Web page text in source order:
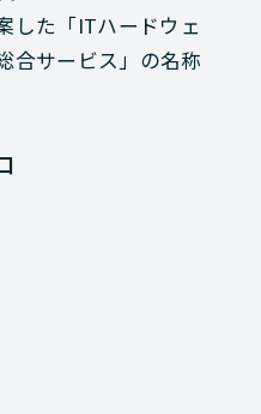
した「ITハードウェ
合サービス」の名称